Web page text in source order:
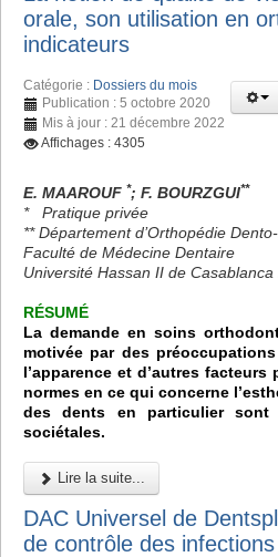
orale, son utilisation en
indicateurs
Catégorie : Dossiers du mois
Publication : 5 octobre 2020
Mis à jour : 21 décembre 2022
Affichages : 4305
E. MAAROUF *; F. BOURZGUI**
* Pratique privée
** Département d’Orthopédie
Faculté de Médecine Dentaire
Université Hassan II de Casablanca
RÉSUMÉ
La demande en soins
motivée par des
l’apparence et d’autres
normes en ce qui concerne
des dents en particulier
sociétales.
Lire la suite...
DAC Universel de
de contrôle des infections